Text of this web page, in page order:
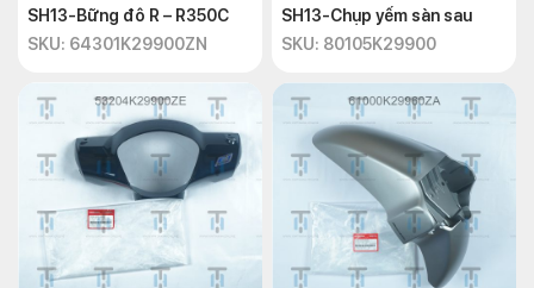
SH13-Bững đô R – R350C
SKU: 64301K29900ZN
SH13-Chụp yếm sàn sau
SKU: 80105K29900